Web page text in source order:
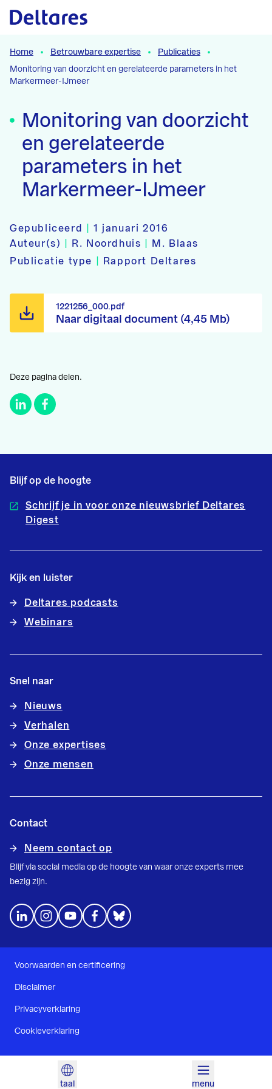
Naar hoofdcontent
taal menu
Home Betrouwbare expertise
Publicaties
Monitoring van doorzicht en gerelateerde parameters in het
Markermeer-IJmeer
Monitoring van doorzicht
en gerelateerde
parameters in het
Markermeer-IJmeer
Gepubliceerd |1 januari 2016
Auteur(s)
R. Noordhuis
M. Blaas
Publicatie type
Rapport Deltares
Naar digitaal document (4,45 Mb)
1221256_000.pdf
Deze pagina delen.
Blijf op de hoogte
Schrijf je in voor onze nieuwsbrief Deltares
Digest
Kijk en luister
Deltares podcasts
Webinars
Snel naar
Nieuws
Verhalen
Onze expertises
Onze mensen
Contact
Neem contact op
Blijf via social media op de hoogte van waar onze experts mee
bezig zijn.
Voorwaarden en certificering
Disclaimer
Privacyverklaring
Cookieverklaring